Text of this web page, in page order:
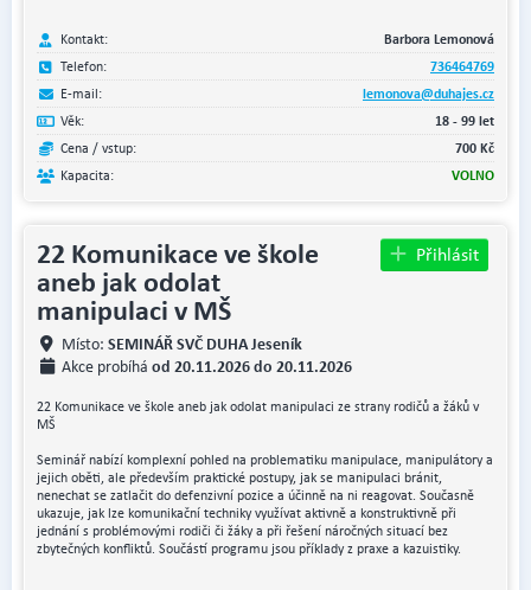
Kontakt:
Barbora Lemonová
Telefon:
736464769
E-mail:
lemonova@duhajes.cz
Věk:
18 - 99 let
Cena / vstup:
700 Kč
Kapacita:
VOLNO
22 Komunikace ve škole
aneb jak odolat
manipulaci v MŠ
Přihlásit
Místo: SEMINÁŘ SVČ DUHA Jeseník
Akce probíhá od 20.11.2026 do 20.11.2026
22 Komunikace ve škole aneb jak odolat manipulaci ze strany rodičů a žáků v
MŠ
Seminář nabízí komplexní pohled na problematiku manipulace, manipulátory a
jejich oběti, ale především praktické postupy, jak se manipulaci bránit,
nenechat se zatlačit do defenzivní pozice a účinně na ni reagovat. Současně
ukazuje, jak lze komunikační techniky využívat aktivně a konstruktivně při
jednání s problémovými rodiči či žáky a při řešení náročných situací bez
zbytečných konfliktů. Součástí programu jsou příklady z praxe a kazuistiky.